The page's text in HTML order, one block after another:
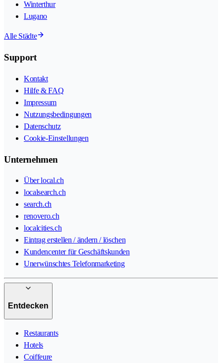
Winterthur
Lugano
Alle Städte
Support
Kontakt
Hilfe & FAQ
Impressum
Nutzungsbedingungen
Datenschutz
Cookie-Einstellungen
Unternehmen
Über local.ch
localsearch.ch
search.ch
renovero.ch
localcities.ch
Eintrag erstellen / ändern / löschen
Kundencenter für Geschäftskunden
Unerwünschtes Telefonmarketing
Entdecken
Restaurants
Hotels
Coiffeure